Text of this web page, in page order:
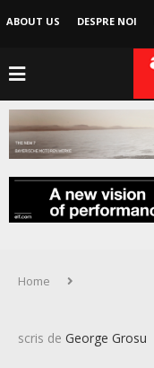
ABOUT US DESPRE NOI
Home
scris de George Grosu